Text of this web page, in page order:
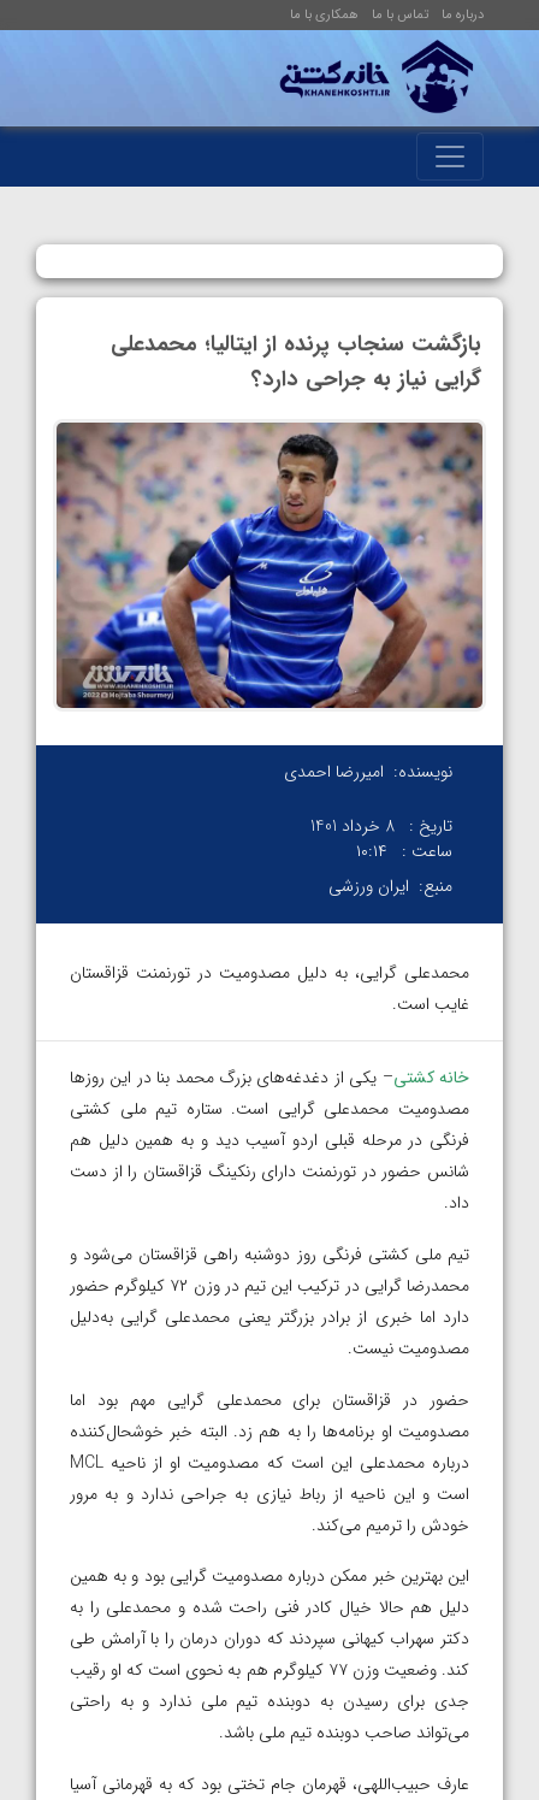
درباره ما تماس با ما همکاری با ما
بازگشت سنجاب پرنده از ایتالیا؛ محمدعلی
گرایی نیاز به جراحی دارد؟
نویسنده: امیررضا احمدی
تاریخ : 8 خرداد 1401
ساعت :
۱۰:۱۴
منبع: ایران ورزشی
محمدعلی گرایی، به دلیل مصدومیت در تورنمنت قزاقستان
غایب است.
خانه کشتی– یکی از دغدغه‌های بزرگ محمد بنا در این روزها
مصدومیت محمدعلی‌‌ گرایی است. ستاره تیم ملی کشتی
فرنگی در مرحله قبلی اردو آسیب دید و به همین دلیل هم
شانس حضور در تورنمنت دارای رنکینگ قزاقستان را از دست
داد.
تیم ملی کشتی فرنگی روز دوشنبه راهی قزاقستان می‌شود و
محمدرضا‌‌ گرایی در ترکیب این تیم در وزن ۷۲ کیلوگرم حضور
دارد اما خبری از برادر بزرگتر یعنی محمدعلی‌ گرایی به‌دلیل
مصدومیت نیست.
حضور در قزاقستان برای محمدعلی ‌گرایی مهم بود اما
مصدومیت او برنامه‌ها را به هم زد. البته خبر خوشحال‌کننده
درباره محمدعلی این است که مصدومیت او از ناحیه MCL
است و این ناحیه از رباط نیازی به جراحی ندارد و به مرور
خودش را ترمیم می‌کند.
این بهترین خبر ممکن درباره مصدومیت‌‌ گرایی بود و به همین
دلیل هم حالا خیال کادر فنی راحت شده و محمدعلی را به
دکتر سهراب کیهانی سپردند که دوران درمان را با آرامش طی
کند. وضعیت وزن ۷۷ کیلوگرم هم به نحوی است که او رقیب
جدی برای رسیدن به دوبنده تیم ملی ندارد و به راحتی
می‌تواند صاحب دوبنده تیم ملی باشد.
عارف حبیب‌اللهی، قهرمان جام تختی بود که به قهرمانی آسیا